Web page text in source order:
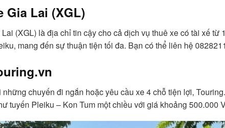
Gia Lai (XGL)
(XGL) là địa chỉ tin cậy cho cả dịch vụ thuê xe có tài xế
mang đến sự thuận tiện tối đa. Bạn có thể liên hệ
chuyến đi ngắn hoặc yêu cầu xe 4 chỗ tiện lợi,
tuyến Pleiku – Kon Tum một chiều với giá khoảng